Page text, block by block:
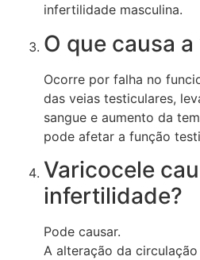
infertilidade masculina.
O que causa
Ocorre por falha no
das veias testiculares,
sangue e aumento da
pode afetar a função
Varicocele
infertilidade?
Pode causar.
A alteração da